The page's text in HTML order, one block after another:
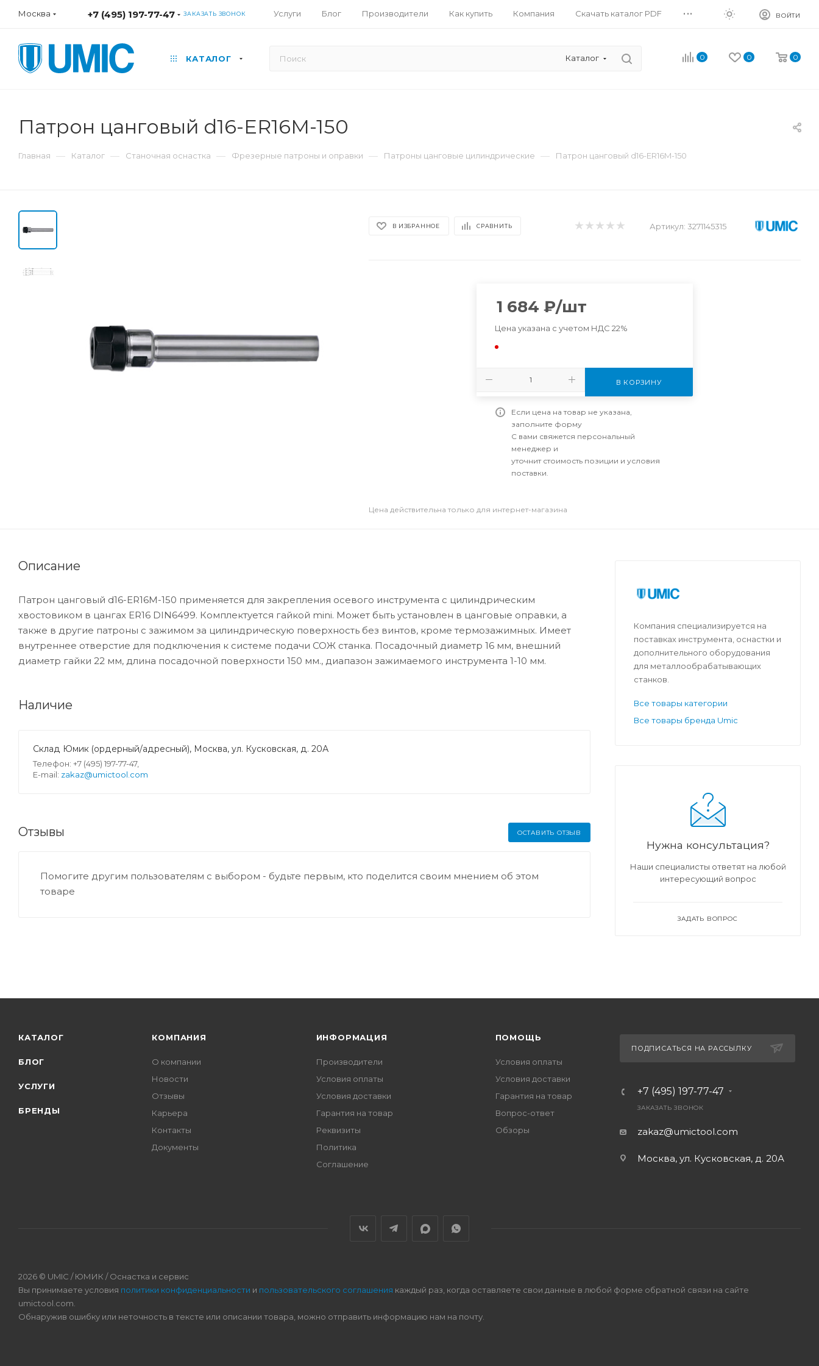
Москва +7 (495) 197-77-47 ЗАКАЗАТЬ ЗВОНОК Услуги Блог Производители Как купить Компания Скачать каталог PDF ... ВОЙТИ
КАТАЛОГ Каталог 0 0 0
Патрон цанговый d16-ER16M-150
Главная — Каталог — Станочная оснастка — Фрезерные патроны и оправки — Патроны цанговые цилиндрические — Патрон цанговый d16-ER16M-150
В ИЗБРАННОЕ СРАВНИТЬ Артикул: 3271145315
1 684 ₽/шт
Цена указана с учетом НДС 22%
В КОРЗИНУ
Если цена на товар не указана,
заполните форму
С вами свяжется персональный
менеджер и
уточнит стоимость позиции и условия
поставки.
Цена действительна только для интернет-магазина
Описание
Патрон цанговый d16-ER16M-150 применяется для закрепления осевого инструмента с цилиндрическим
хвостовиком в цангах ER16 DIN6499. Комплектуется гайкой mini. Может быть установлен в цанговые оправки, а
также в другие патроны с зажимом за цилиндрическую поверхность без винтов, кроме термозажимных. Имеет
внутреннее отверстие для подключения к системе подачи СОЖ станка. Посадочный диаметр 16 мм, внешний
диаметр гайки 22 мм, длина посадочной поверхности 150 мм., диапазон зажимаемого инструмента 1-10 мм.
Наличие
Склад Юмик (ордерный/адресный), Москва, ул. Кусковская, д. 20А
Телефон: +7 (495) 197-77-47,
E-mail: zakaz@umictool.com
Отзывы ОСТАВИТЬ ОТЗЫВ
Помогите другим пользователям с выбором - будьте первым, кто поделится своим мнением об этом
товаре
Компания специализируется на
поставках инструмента, оснастки и
дополнительного оборудования
для металлообрабатывающих
станков.
Все товары категории
Все товары бренда Umic
Нужна консультация?
Наши специалисты ответят на любой
интересующий вопрос
ЗАДАТЬ ВОПРОС
КАТАЛОГ
БЛОГ
УСЛУГИ
БРЕНДЫ
КОМПАНИЯ
О компании
Новости
Отзывы
Карьера
Контакты
Документы
ИНФОРМАЦИЯ
Производители
Условия оплаты
Условия доставки
Гарантия на товар
Реквизиты
Политика
Соглашение
ПОМОЩЬ
Условия оплаты
Условия доставки
Гарантия на товар
Вопрос-ответ
Обзоры
ПОДПИСАТЬСЯ НА РАССЫЛКУ
+7 (495) 197-77-47
ЗАКАЗАТЬ ЗВОНОК
zakaz@umictool.com
Москва, ул. Кусковская, д. 20А
2026 © UMIC / ЮМИК / Оснастка и сервис
Вы принимаете условия политики конфиденциальности и пользовательского соглашения каждый раз, когда оставляете свои данные в любой форме обратной связи на сайте
umictool.com.
Обнаружив ошибку или неточность в тексте или описании товара, можно отправить информацию нам на почту.